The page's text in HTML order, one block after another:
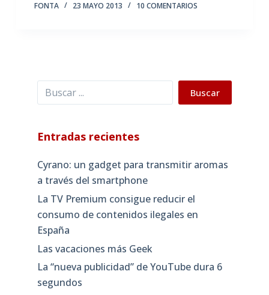
FONTA 23 MAYO 2013 10 COMENTARIOS
Buscar Buscar
Entradas recientes
Cyrano: un gadget para transmitir aromas
a través del smartphone
La TV Premium consigue reducir el
consumo de contenidos ilegales en
España
Las vacaciones más Geek
La “nueva publicidad” de YouTube dura 6
segundos